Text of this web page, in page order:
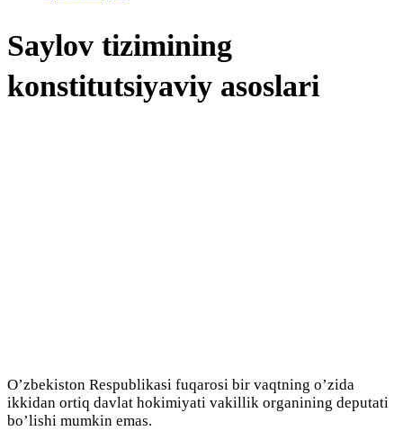
Saylov tizimining
konstitutsiyaviy asoslari
O’zbekiston Respublikasi fuqarosi bir vaqtning o’zida
ikkidan ortiq davlat hokimiyati vakillik organining deputati
bo’lishi mumkin emas.